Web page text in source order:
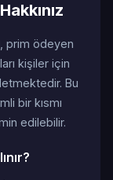
prim ödeyen
kişiler için
Bu
bir kısmı
edilebilir.